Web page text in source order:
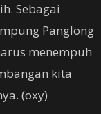
Sebagai
Panglong
menempuh
kita
(oxy)